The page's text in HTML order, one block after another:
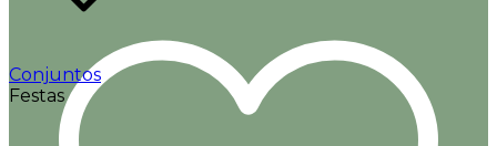
Conjuntos
Festas